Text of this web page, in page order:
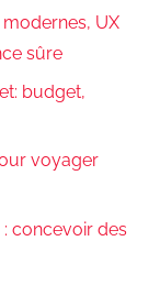
UX
sûre
budget,
voyager
concevoir des